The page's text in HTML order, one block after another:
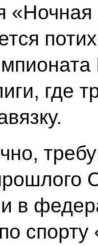
«Ночная
где
в